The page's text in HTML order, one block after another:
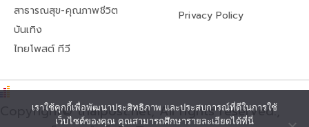
สาธารณสุข-คุณภาพชีวิต
บันเทิง
ไทยโพสต์ ทีวี
Privacy Policy
Copyright© thaipost.net, All rights reserved.,
เราใช้คุกกี้เพื่อพัฒนาประสิทธิภาพ และประสบการณ์ที่ดีในการใช้
เว็บไซต์ของคุณ คุณสามารถศึกษารายละเอียดได้ที่นี่